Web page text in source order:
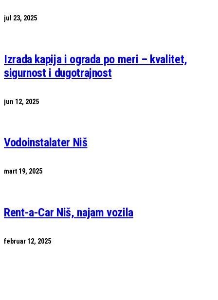
jul 23, 2025
Izrada kapija i ograda po meri – kvalitet,
sigurnost i dugotrajnost
jun 12, 2025
Vodoinstalater Niš
mart 19, 2025
Rent-a-Car Niš, najam vozila
februar 12, 2025